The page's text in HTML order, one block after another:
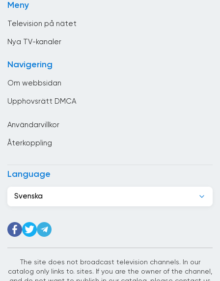
Ecuador
Egypten
Etiopien
Finland
Förenade Arabemiraten
Meny
Television på nätet
Nya TV-kanaler
Navigering
Om webbsidan
Upphovsrätt DMCA
Användarvillkor
Återkoppling
Language
Svenska
The site does not broadcast television channels. In our
catalog only links to. sites. If you are the owner of the channel,